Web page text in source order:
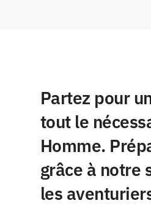
Partez pour
tout le
Homme.
grâce à notre
les